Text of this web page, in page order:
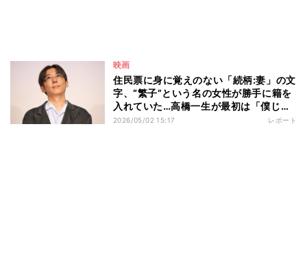
映画
住民票に身に覚えのない「続柄:妻」の文
字、“繁子”という名の女性が勝手に籍を
入れていた…高橋一生が最初は「僕じゃ
ないんじゃないかな」と思った役を引き
2026/05/02 15:17 レポート